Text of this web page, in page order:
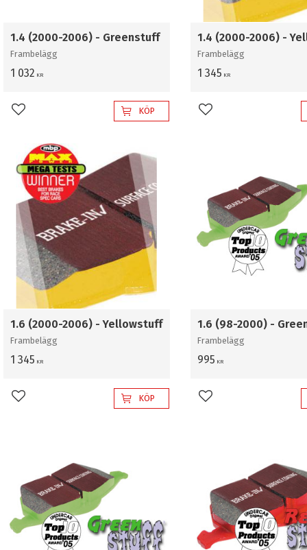
1.4 (2000-2006) - Greenstuff
Frambelägg
1 032 KR
Lägg till i favoriter KÖP
1.4 (2000-2006) -
Frambelägg
1 345 KR
Lägg till i favoriter
1.6 (2000-2006) - Yellowstuff
Frambelägg
1 345 KR
Lägg till i favoriter KÖP
1.6 (98-2000) -
Frambelägg
995 KR
Lägg till i favoriter